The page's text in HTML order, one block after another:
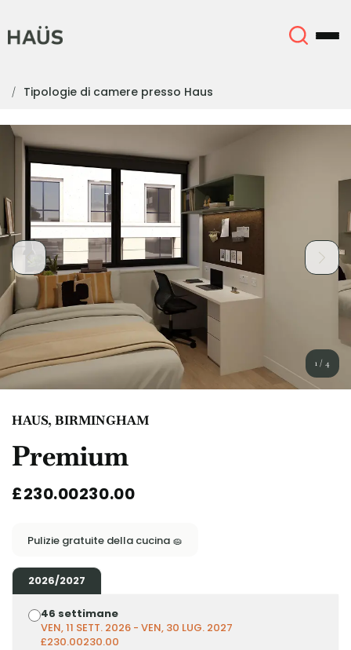
Chi siamo
Sedi
Altro
English (GB)
Català
Italian
Seleziona un paese
Seleziona una città
Seleziona una residenza
Accedi
Prenota ora
English (GB)
English (US)
Chinese Español
Català Deutsch
Italian French
Portuguese
Tipologie di camere presso Haus
1 / 4
HAUS, BIRMINGHAM
Premium
£230.00230.00
Pulizie gratuite della cucina 🧽
2026/2027
46 settimane
VEN, 11 SETT. 2026 - VEN, 30 LUG. 2027
£230.00230.00